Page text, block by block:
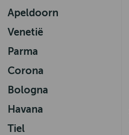
Apeldoorn
Venetië
Parma
Corona
Bologna
Havana
Tiel